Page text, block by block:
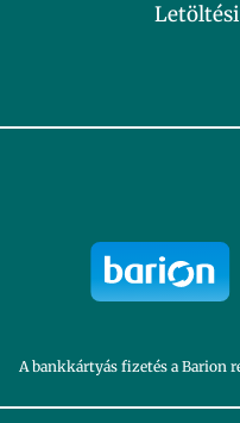
A bankkártyás fizetés a Barion